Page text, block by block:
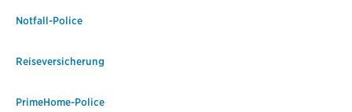
Notfall-Police
Reiseversicherung
PrimeHome-Police